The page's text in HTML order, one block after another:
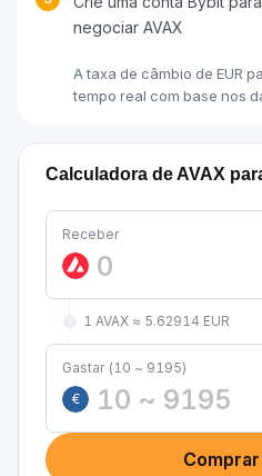
negociar AVAX
A taxa de câmbio de EUR
tempo real com base nos
Calculadora de AVAX
Receber
1 AVAX ≈ 5.62914 EUR
Gastar (10 ~ 9195)
€